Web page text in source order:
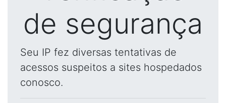
de segurança
Seu IP fez diversas tentativas de
acessos suspeitos a sites hospedados
conosco.